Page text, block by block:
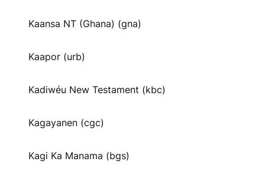
Kaansa NT (Ghana) (gna)
Kaapor (urb)
Kadiwéu New Testament (kbc)
Kagayanen (cgc)
Kagi Ka Manama (bgs)